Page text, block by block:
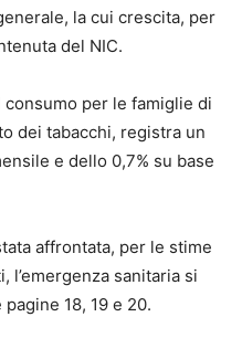
la cui crescita, per
del NIC.
consumo per le famiglie di
dei tabacchi, registra un
e dello 0,7% su base
affrontata, per le stime
l’emergenza sanitaria si
18, 19 e 20.